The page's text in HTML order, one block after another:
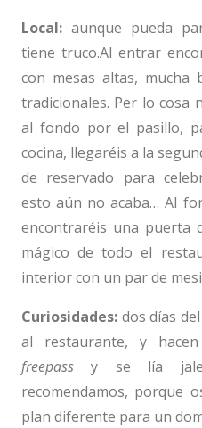
Local: aunque pueda
tiene truco.Al entrar
con mesas altas,
tradicionales. Per lo cosa
al fondo por el pasillo,
cocina, llegaréis a la
de reservado para
esto aún no acaba… Al
encontraréis una puerta
mágico de todo el
interior con un par de
Curiosidades: dos días
al restaurante, y
freepassy se lía
recomendamos, porque
plan diferente para un